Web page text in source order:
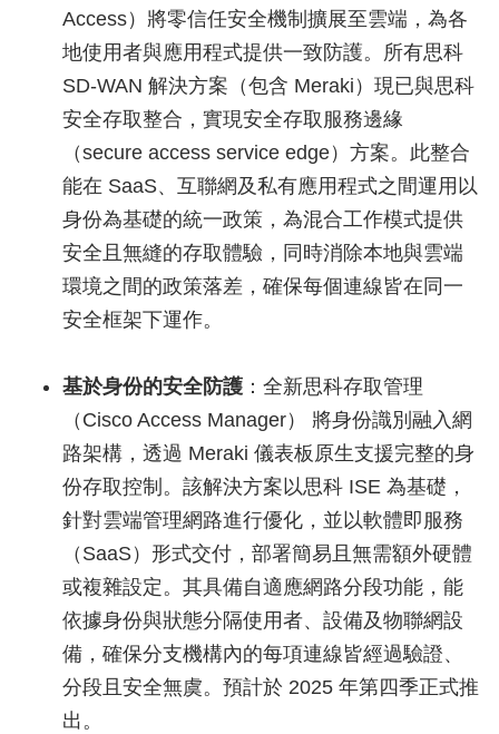
Access）將零信任安全機制擴展至雲端，為各
地使用者與應用程式提供一致防護。所有思科
SD-WAN 解決方案（包含 Meraki）現已與思科
安全存取整合，實現安全存取服務邊緣
（secure access service edge）方案。此整合
能在 SaaS、互聯網及私有應用程式之間運用以
身份為基礎的統一政策，為混合工作模式提供
安全且無縫的存取體驗，同時消除本地與雲端
環境之間的政策落差，確保每個連線皆在同一
安全框架下運作。
基於身份的安全防護：全新思科存取管理
（Cisco Access Manager） 將身份識別融入網
路架構，透過 Meraki 儀表板原生支援完整的身
份存取控制。該解決方案以思科 ISE 為基礎，
針對雲端管理網路進行優化，並以軟體即服務
（SaaS）形式交付，部署簡易且無需額外硬體
或複雜設定。其具備自適應網路分段功能，能
依據身份與狀態分隔使用者、設備及物聯網設
備，確保分支機構內的每項連線皆經過驗證、
分段且安全無虞。預計於 2025 年第四季正式推
出。